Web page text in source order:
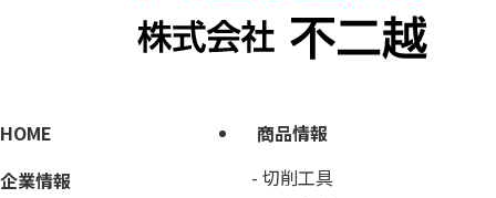
HOME
企業情報
商品情報
切削工具